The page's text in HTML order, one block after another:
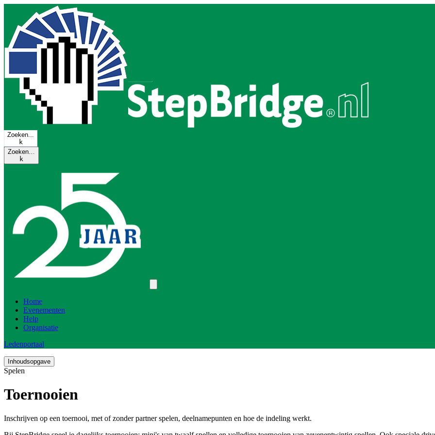
Zoeken...
k
Zoeken…
k
Home
Evenementen
Help
Organisatie
Ledenportaal
Inhoudsopgave
Spelen
Toernooien
Inschrijven op een toernooi, met of zonder partner spelen, deelnamepunten en hoe de indeling werkt.